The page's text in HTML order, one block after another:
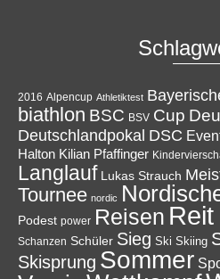
2016 Alpencup Athletiktest
biathlon BSC BSV Cup
Deutschlandpokal DSC
Halton Kilian Pfaffinger
Langlauf Lukas Strauch
Tournee nordic
Podest power Reisen
Schanzen Schüler Sieg Ski Skiing
Skisprung Sommer